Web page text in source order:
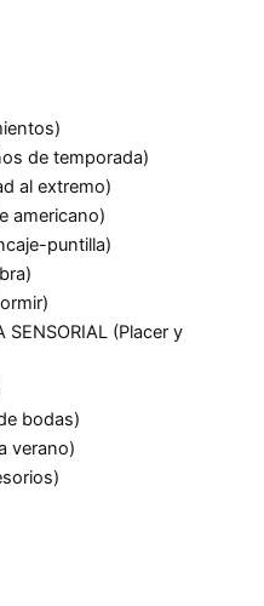
de temporada)
al extremo)
americano)
puntilla)
SENSORIAL (Placer y
bodas)
verano)